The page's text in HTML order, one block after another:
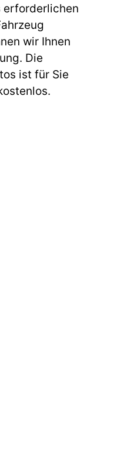
erforderlichen
wir Ihnen
Die
ist für Sie